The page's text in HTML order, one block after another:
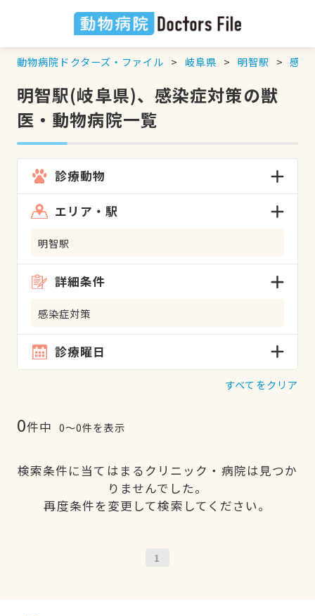
動物病院ドクターズ・ファイル 岐阜県 明智駅 感染
明智駅(岐阜県)、感染症対策の獣
医・動物病院一覧
診療動物
エリア・駅
明智駅
詳細条件
感染症対策
診療曜日
すべてをクリア
0件中 0〜0件を表示
検索条件に当てはまるクリニック・病院は見つか
りませんでした。
再度条件を変更して検索してください。
1